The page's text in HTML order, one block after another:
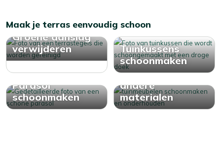
Maak je terras eenvoudig schoon
Groene aanslag
verwijderen
Tuinkussens
schoonmaken
Parasol
schoonmaken
Onderhoud
andere
materialen